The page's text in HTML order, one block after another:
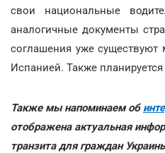
свои национальные
аналогичные документы
соглашения уже
Испанией. Также
Также мы напоминаем об
отображена актуальная
транзита для граждан